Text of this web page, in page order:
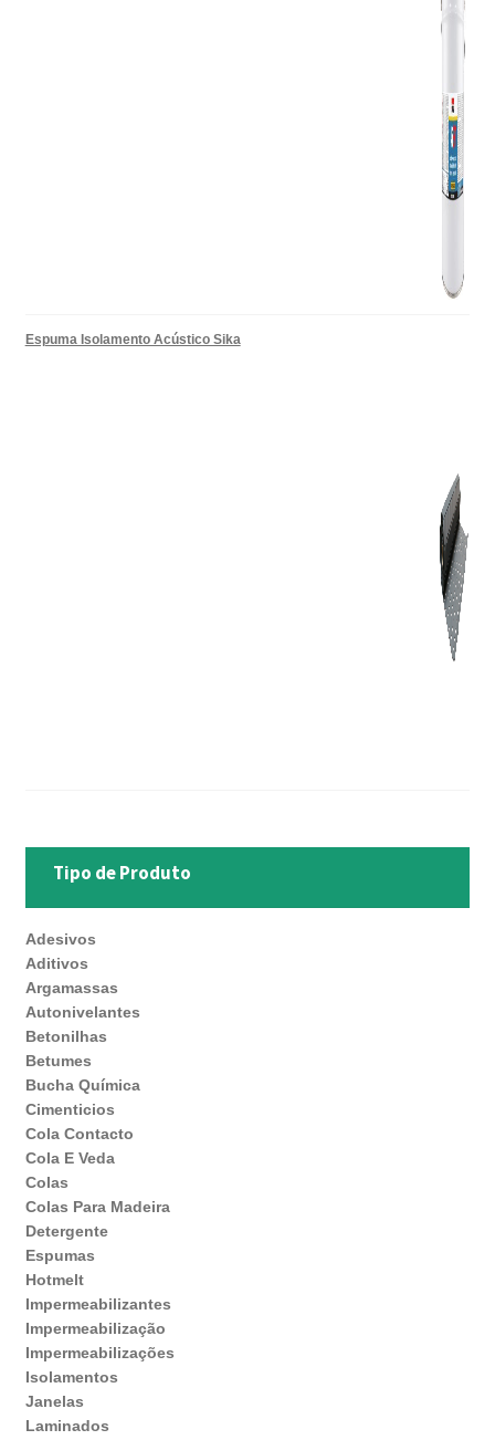
Espuma Isolamento Acústico Sika
Tipo de Produto
Adesivos
Aditivos
Argamassas
Autonivelantes
Betonilhas
Betumes
Bucha Química
Cimenticios
Cola Contacto
Cola E Veda
Colas
Colas Para Madeira
Detergente
Espumas
Hotmelt
Impermeabilizantes
Impermeabilização
Impermeabilizações
Isolamentos
Janelas
Laminados